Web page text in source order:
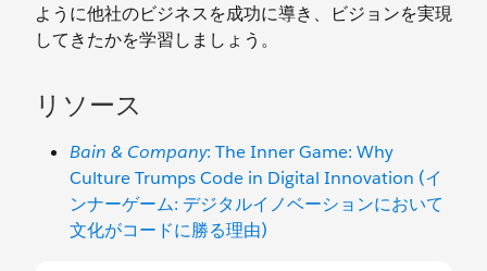
ように他社のビジネスを成功に導き、ビジョンを実現
してきたかを学習しましょう。
リソース
Bain & Company: The Inner Game: Why
Culture Trumps Code in Digital Innovation (イ
ンナーゲーム: デジタルイノベーションにおいて
文化がコードに勝る理由)